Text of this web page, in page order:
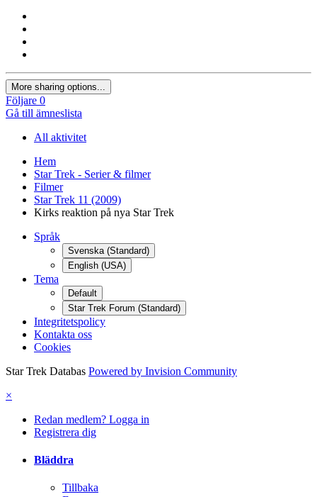
More sharing options...
Följare 0
Gå till ämneslista
All aktivitet
Hem
Star Trek - Serier & filmer
Filmer
Star Trek 11 (2009)
Kirks reaktion på nya Star Trek
Språk
Svenska (Standard)
English (USA)
Tema
Default
Star Trek Forum (Standard)
Integritetspolicy
Kontakta oss
Cookies
Star Trek Databas Powered by Invision Community
×
Redan medlem? Logga in
Registrera dig
Bläddra
Tillbaka